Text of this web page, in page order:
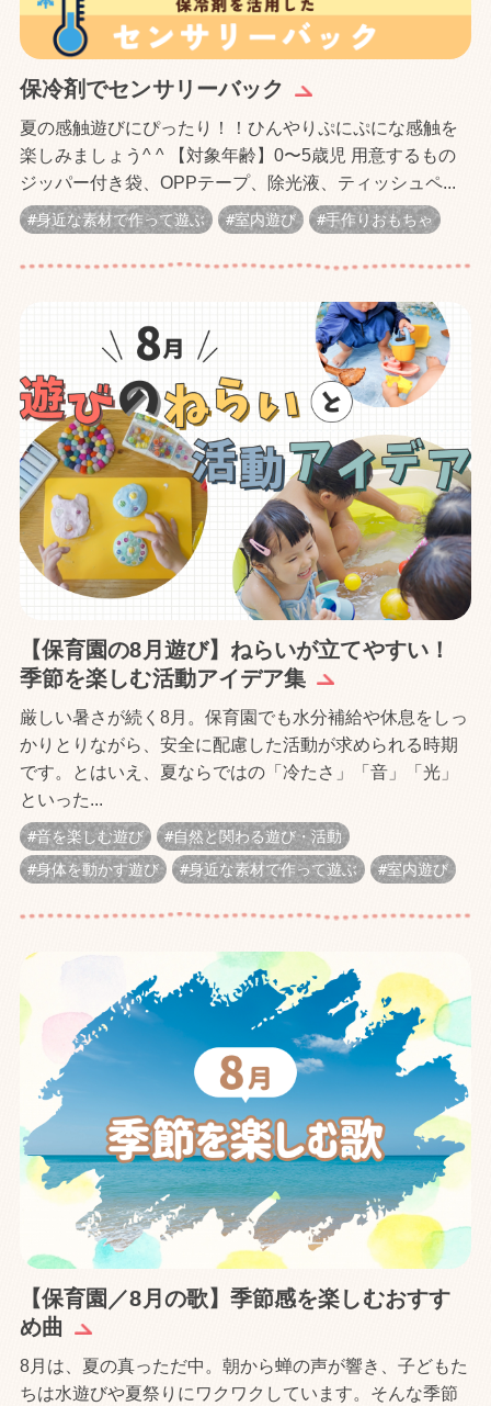
保冷剤でセンサリーバック
夏の感触遊びにぴったり！！ひんやりぷにぷにな感触を
楽しみましょう^ ^ 【対象年齢】0〜5歳児 用意するもの
ジッパー付き袋、OPPテープ、除光液、ティッシュペ...
身近な素材で作って遊ぶ 室内遊び 手作りおもちゃ
【保育園の8月遊び】ねらいが立てやすい！
季節を楽しむ活動アイデア集
厳しい暑さが続く8月。保育園でも水分補給や休息をしっ
かりとりながら、安全に配慮した活動が求められる時期
です。とはいえ、夏ならではの「冷たさ」「音」「光」
といった...
音を楽しむ遊び
自然と関わる遊び・活動
身体を動かす遊び
身近な素材で作って遊ぶ 室内遊び
【保育園／8月の歌】季節感を楽しむおすす
め曲
8月は、夏の真っただ中。朝から蝉の声が響き、子どもた
ちは水遊びや夏祭りにワクワクしています。そんな季節